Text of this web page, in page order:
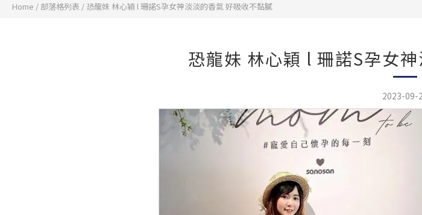
Home / 部落格列表 / 恐龍妹 林心穎 l 珊諾S孕女神淡淡的香氣 好吸收不黏膩
恐龍妹 林心穎 l 珊諾S孕女
2023-09-